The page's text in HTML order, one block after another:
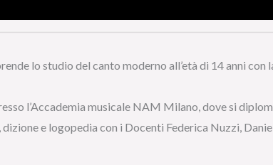
lo studio del canto moderno all’età di 14 anni con
l’Accademia musicale NAM Milano, dove si
e logopedia con i Docenti Federica Nuzzi,